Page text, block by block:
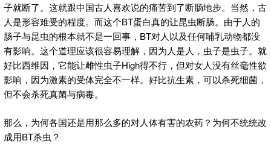
子就断了。这就跟中国古人喜欢说的痛苦到了断肠地步。当然，古
人是形容难受的程度。而这个BT蛋白真的让昆虫断肠。由于人的
肠子与昆虫的根本就不是一回事，BT对人以及任何哺乳动物都没
有影响。这个道理应该很容易理解，因为人是人，虫子是虫子。就
好比西维因，它能让雌性虫子High得不行，但对女人没有丝毫性欲
影响，因为激素的受体完全不一样。好比抗生素，可以杀死细菌，
但不会杀死真菌与病毒。
那么，为何各国还是用那么多的对人体有害的农药？为何不统统改
成用BT杀虫？